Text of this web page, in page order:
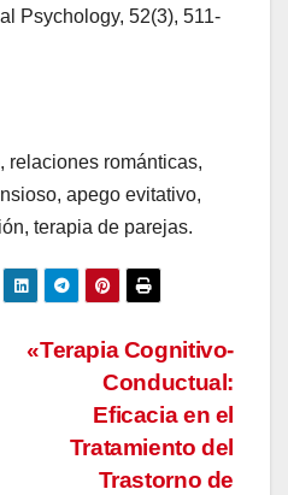
Psychology, 52(3), 511-
relaciones románticas,
apego evitativo,
terapia de parejas.
«Terapia Cognitivo-
Conductual:
Eficacia en el
Tratamiento del
Trastorno de